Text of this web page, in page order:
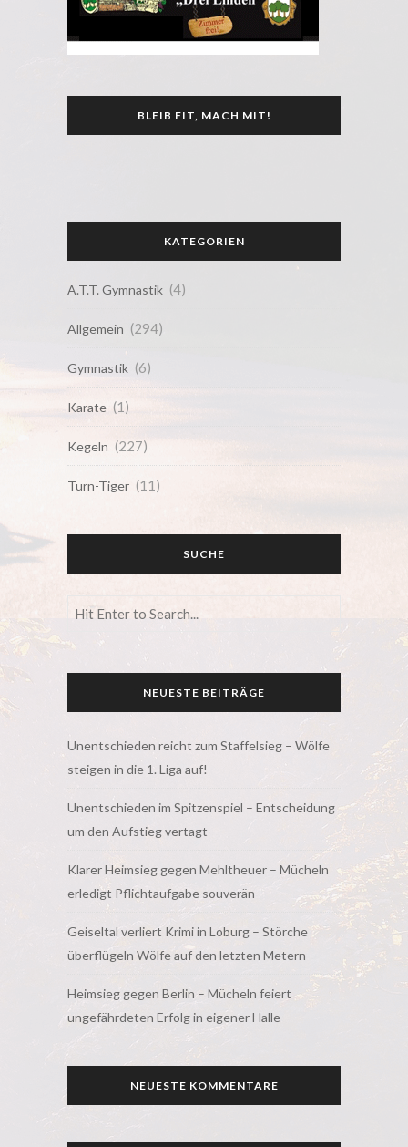
BLEIB FIT, MACH MIT!
KATEGORIEN
A.T.T. Gymnastik (4)
Allgemein (294)
Gymnastik (6)
Karate (1)
Kegeln (227)
Turn-Tiger (11)
SUCHE
NEUESTE BEITRÄGE
Unentschieden reicht zum Staffelsieg – Wölfe
steigen in die 1. Liga auf!
Unentschieden im Spitzenspiel – Entscheidung
um den Aufstieg vertagt
Klarer Heimsieg gegen Mehltheuer – Mücheln
erledigt Pflichtaufgabe souverän
Geiseltal verliert Krimi in Loburg – Störche
überflügeln Wölfe auf den letzten Metern
Heimsieg gegen Berlin – Mücheln feiert
ungefährdeten Erfolg in eigener Halle
NEUESTE KOMMENTARE